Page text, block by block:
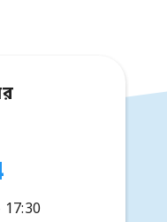
17:30